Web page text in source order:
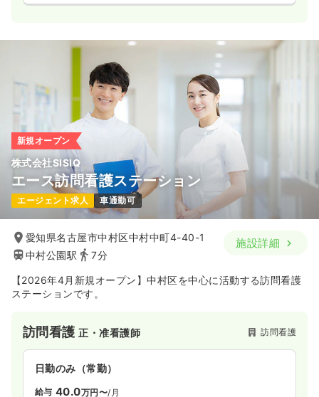
新規オープン
株式会社SISIQ
エース訪問看護ステーション
エージェント求人 車通勤可
愛知県名古屋市中村区中村中町4-40-1
中村公園駅
7分
施設詳細
【2026年4月新規オープン】中村区を中心に活動する訪問看護
ステーションです。
訪問看護正・准看護師 訪問看護
日勤のみ（常勤）
給与 40.0万円〜/月